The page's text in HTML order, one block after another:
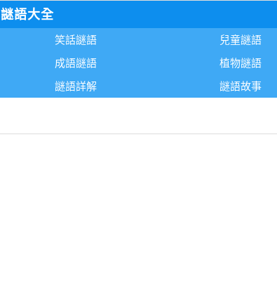
謎語大全
笑話謎語 兒童謎語
成語謎語
植物謎語
謎語詳解
謎語故事